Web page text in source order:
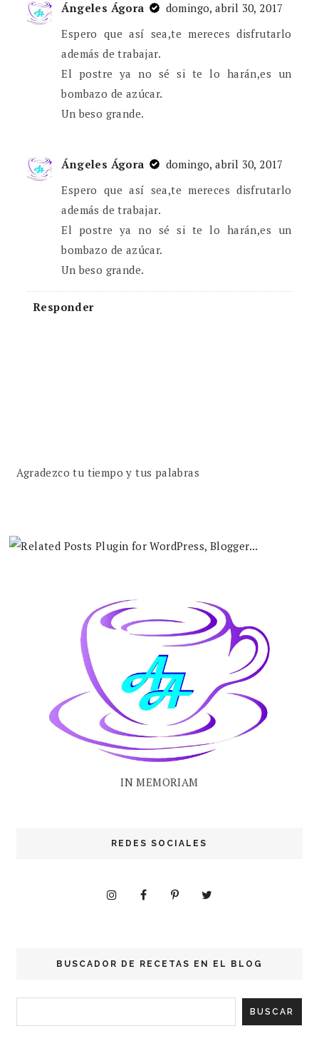
Ángeles Ágora
domingo, abril 30, 2017
Espero que así sea,te mereces disfrutarlo
además de trabajar.
El postre ya no sé si te lo harán,es un
bombazo de azúcar.
Un beso grande.
Ángeles Ágora
domingo, abril 30, 2017
Espero que así sea,te mereces disfrutarlo
además de trabajar.
El postre ya no sé si te lo harán,es un
bombazo de azúcar.
Un beso grande.
Responder
Agradezco tu tiempo y tus palabras
IN MEMORIAM
REDES SOCIALES
BUSCADOR DE RECETAS EN EL BLOG